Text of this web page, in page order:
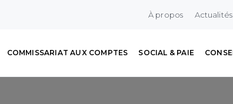
À propos Actualités
COMMISSARIAT AUX COMPTES SOCIAL & PAIE